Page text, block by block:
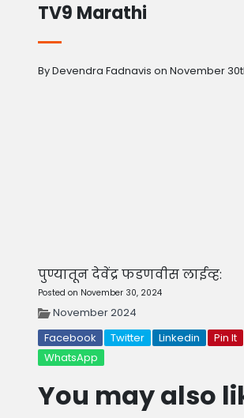
TV9 Marathi
By Devendra Fadnavis on November
पुण्यातून देवेंद्र फडणवीस लाईव्ह:
Posted on November 30, 2024
November 2024
Facebook
Twitter Linkedin Pin It
WhatsApp
You may also